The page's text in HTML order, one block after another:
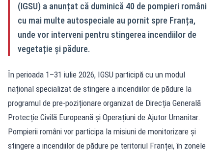
(IGSU) a anunțat că duminică 40 de pompieri români
cu mai multe autospeciale au pornit spre Franța,
unde vor interveni pentru stingerea incendiilor de
vegetație și pădure.
În perioada 1–31 iulie 2026, IGSU participă cu un modul
național specializat de stingere a incendiilor de pădure la
programul de pre-poziționare organizat de Direcția Generală
Protecție Civilă Europeană și Operațiuni de Ajutor Umanitar.
Pompierii români vor participa la misiuni de monitorizare și
stingere a incendiilor de pădure pe teritoriul Franței, în zonele